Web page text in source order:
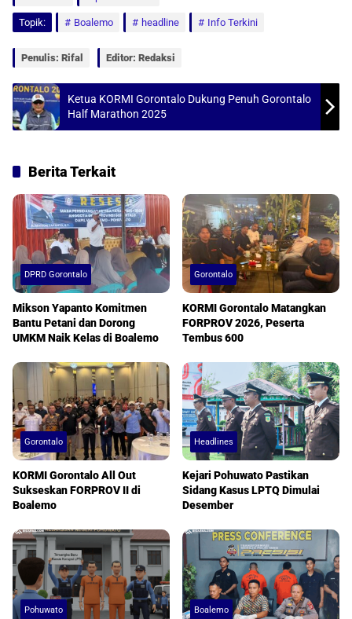
s
p
b
k
l
e
Topik: Boalemo headline Info Terkini
Penulis: Rifal Editor: Redaksi
Ketua KORMI Gorontalo Dukung Penuh Gorontalo
Half Marathon 2025
Berita Terkait
DPRD Gorontalo
Mikson Yapanto Komitmen
Bantu Petani dan Dorong
UMKM Naik Kelas di Boalemo
Gorontalo
KORMI Gorontalo Matangkan
FORPROV 2026, Peserta
Tembus 600
Gorontalo
KORMI Gorontalo All Out
Sukseskan FORPROV II di
Boalemo
Headlines
Kejari Pohuwato Pastikan
Sidang Kasus LPTQ Dimulai
Desember
Pohuwato Boalemo